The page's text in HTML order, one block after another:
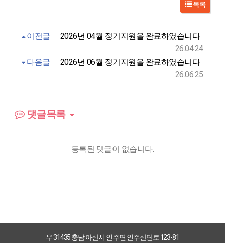
목록
이전글
2026년 04월 정기지원을 완료하였습니다
26.04.24
다음글
2026년 06월 정기지원을 완료하였습니다
26.06.25
댓글목록
등록된 댓글이 없습니다.
우 31435 충남 아산시 인주면 인주산단로 123-81